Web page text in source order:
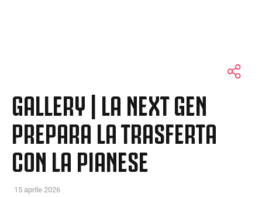
GALLERY | LA NEXT GEN
PREPARA LA TRASFERTA
CON LA PIANESE
15 aprile 2026